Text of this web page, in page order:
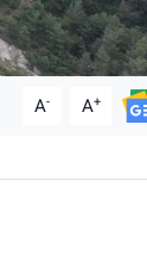
A- A+